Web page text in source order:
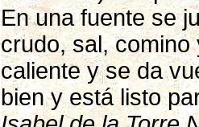
En una fuente se
crudo, sal,
caliente y se da
bien y está listo